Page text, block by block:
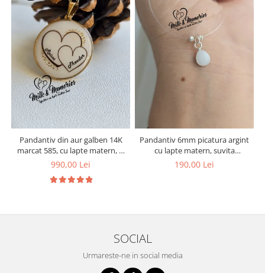
Pandantiv din aur galben 14K
marcat 585, cu lapte matern, si
inimioare din suvita de par a
copiilor
990,00 Lei
Pandantiv 6mm picatura argint
cu lapte matern, suvita
bebelusului si bucati din
cordonul ombilical
190,00 Lei
SOCIAL
Urmareste-ne in social media